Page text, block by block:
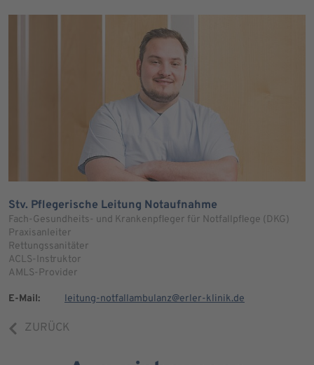
Stv. Pflegerische Leitung Notaufnahme
Fach-Gesundheits- und Krankenpfleger für Notfallpflege (DKG)
Praxisanleiter
Rettungssanitäter
ACLS-Instruktor
AMLS-Provider
E-Mail: leitung-notfallambulanz@erler-klinik.de
ZURÜCK